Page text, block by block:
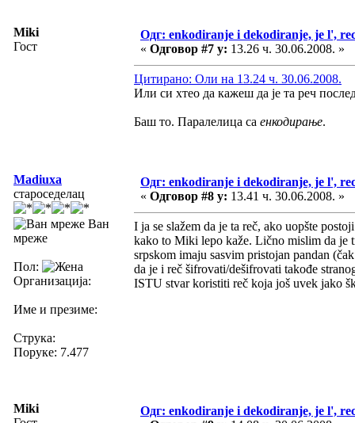
Miki
Гост
Одг: enkodiranje i dekodiranje, je l',
« Одговор #7 у: 13.26 ч. 30.06.2008. »
Цитирано: Оли на 13.24 ч. 30.06.2008.
Или си хтео да кажеш да је та реч
Баш то. Паралелица са енкодирање.
Madiuxa
староседелац
Ван
мреже
Пол:
Организација:
Име и презиме:
Струка:
Поруке: 7.477
Одг: enkodiranje i dekodiranje, je l',
« Одговор #8 у: 13.41 ч. 30.06.2008. »
I ja se slažem da je ta reč, ako uopšte
kako to Miki lepo kaže. Lično mislim da je
srpskom imaju sasvim pristojan pandan
da je i reč šifrovati/dešifrovati takođe
ISTU stvar koristiti reč koja još uvek jako
Miki
Одг: enkodiranje i dekodiranje, je l',